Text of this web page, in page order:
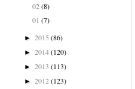
02 (8)
01 (7)
► 2015 (86)
► 2014(120)
► 2013 (113)
► 2012(123)